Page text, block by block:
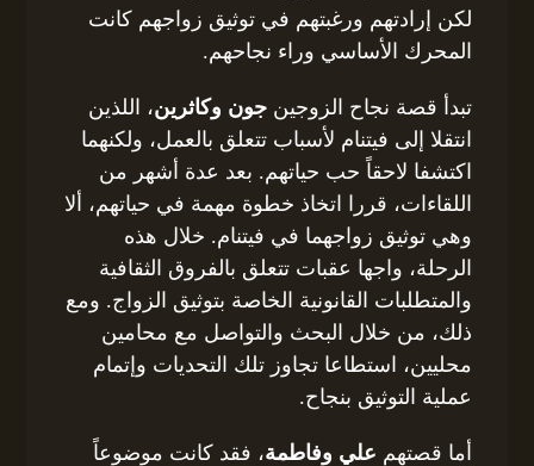
لكن إرادتهم ورغبتهم في توثيق زواجهم كانت
المحرك الأساسي وراء نجاحهم.
تبدأ قصة نجاح الزوجينجون وكاثرين، اللذين
انتقلا إلى فيتنام لأسباب تتعلق بالعمل، ولكنهما
اكتشفا لاحقاً حب حياتهم. بعد عدة أشهر من
اللقاءات، قررا اتخاذ خطوة مهمة في حياتهم، ألا
وهي توثيق زواجهما في فيتنام. خلال هذه
الرحلة، واجها عقبات تتعلق بالفروق الثقافية
والمتطلبات القانونية الخاصة بتوثيق الزواج. ومع
ذلك، من خلال البحث والتواصل مع محامين
محليين، استطاعا تجاوز تلك التحديات وإتمام
عملية التوثيق بنجاح.
أما قصتهم علي وفاطمة، فقد كانت موضوعاً